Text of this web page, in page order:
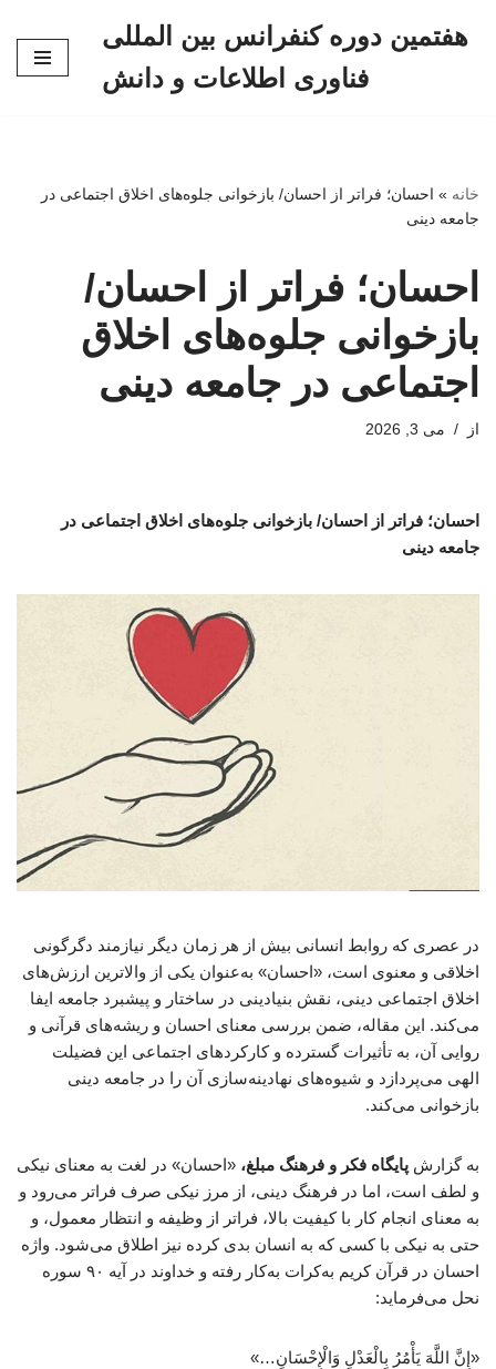
هفتمین دوره کنفرانس بین المللی
فناوری اطلاعات و دانش
خانه » احسان؛ فراتر از احسان/ بازخوانی جلوه‌های اخلاق اجتماعی در
جامعه دینی
احسان؛ فراتر از احسان/
بازخوانی جلوه‌های اخلاق
اجتماعی در جامعه دینی
از می 3, 2026
احسان؛ فراتر از احسان/ بازخوانی جلوه‌های اخلاق اجتماعی در
جامعه دینی
در عصری که روابط انسانی بیش از هر زمان دیگر نیازمند دگرگونی
اخلاقی و معنوی است، «احسان» به‌عنوان یکی از والاترین ارزش‌های
اخلاق اجتماعی دینی، نقش بنیادینی در ساختار و پیشبرد جامعه ایفا
می‌کند. این مقاله، ضمن بررسی معنای احسان و ریشه‌های قرآنی و
روایی آن، به تأثیرات گسترده و کارکردهای اجتماعی این فضیلت
الهی می‌پردازد و شیوه‌های نهادینه‌سازی آن را در جامعه دینی
بازخوانی می‌کند.
به گزارش پایگاه فکر و فرهنگ مبلغ، «احسان» در لغت به معنای نیکی
و لطف است، اما در فرهنگ دینی، از مرز نیکی صرف فراتر می‌رود و
به معنای انجام کار با کیفیت بالا، فراتر از وظیفه و انتظار معمول، و
حتی به نیکی با کسی که به انسان بدی کرده نیز اطلاق می‌شود. واژه
احسان در قرآن کریم به‌کرات به‌کار رفته و خداوند در آیه ۹۰ سوره
نحل می‌فرماید:
«إِنَّ اللَّهَ یَأْمُرُ بِالْعَدْلِ وَالْإِحْسَانِ…»